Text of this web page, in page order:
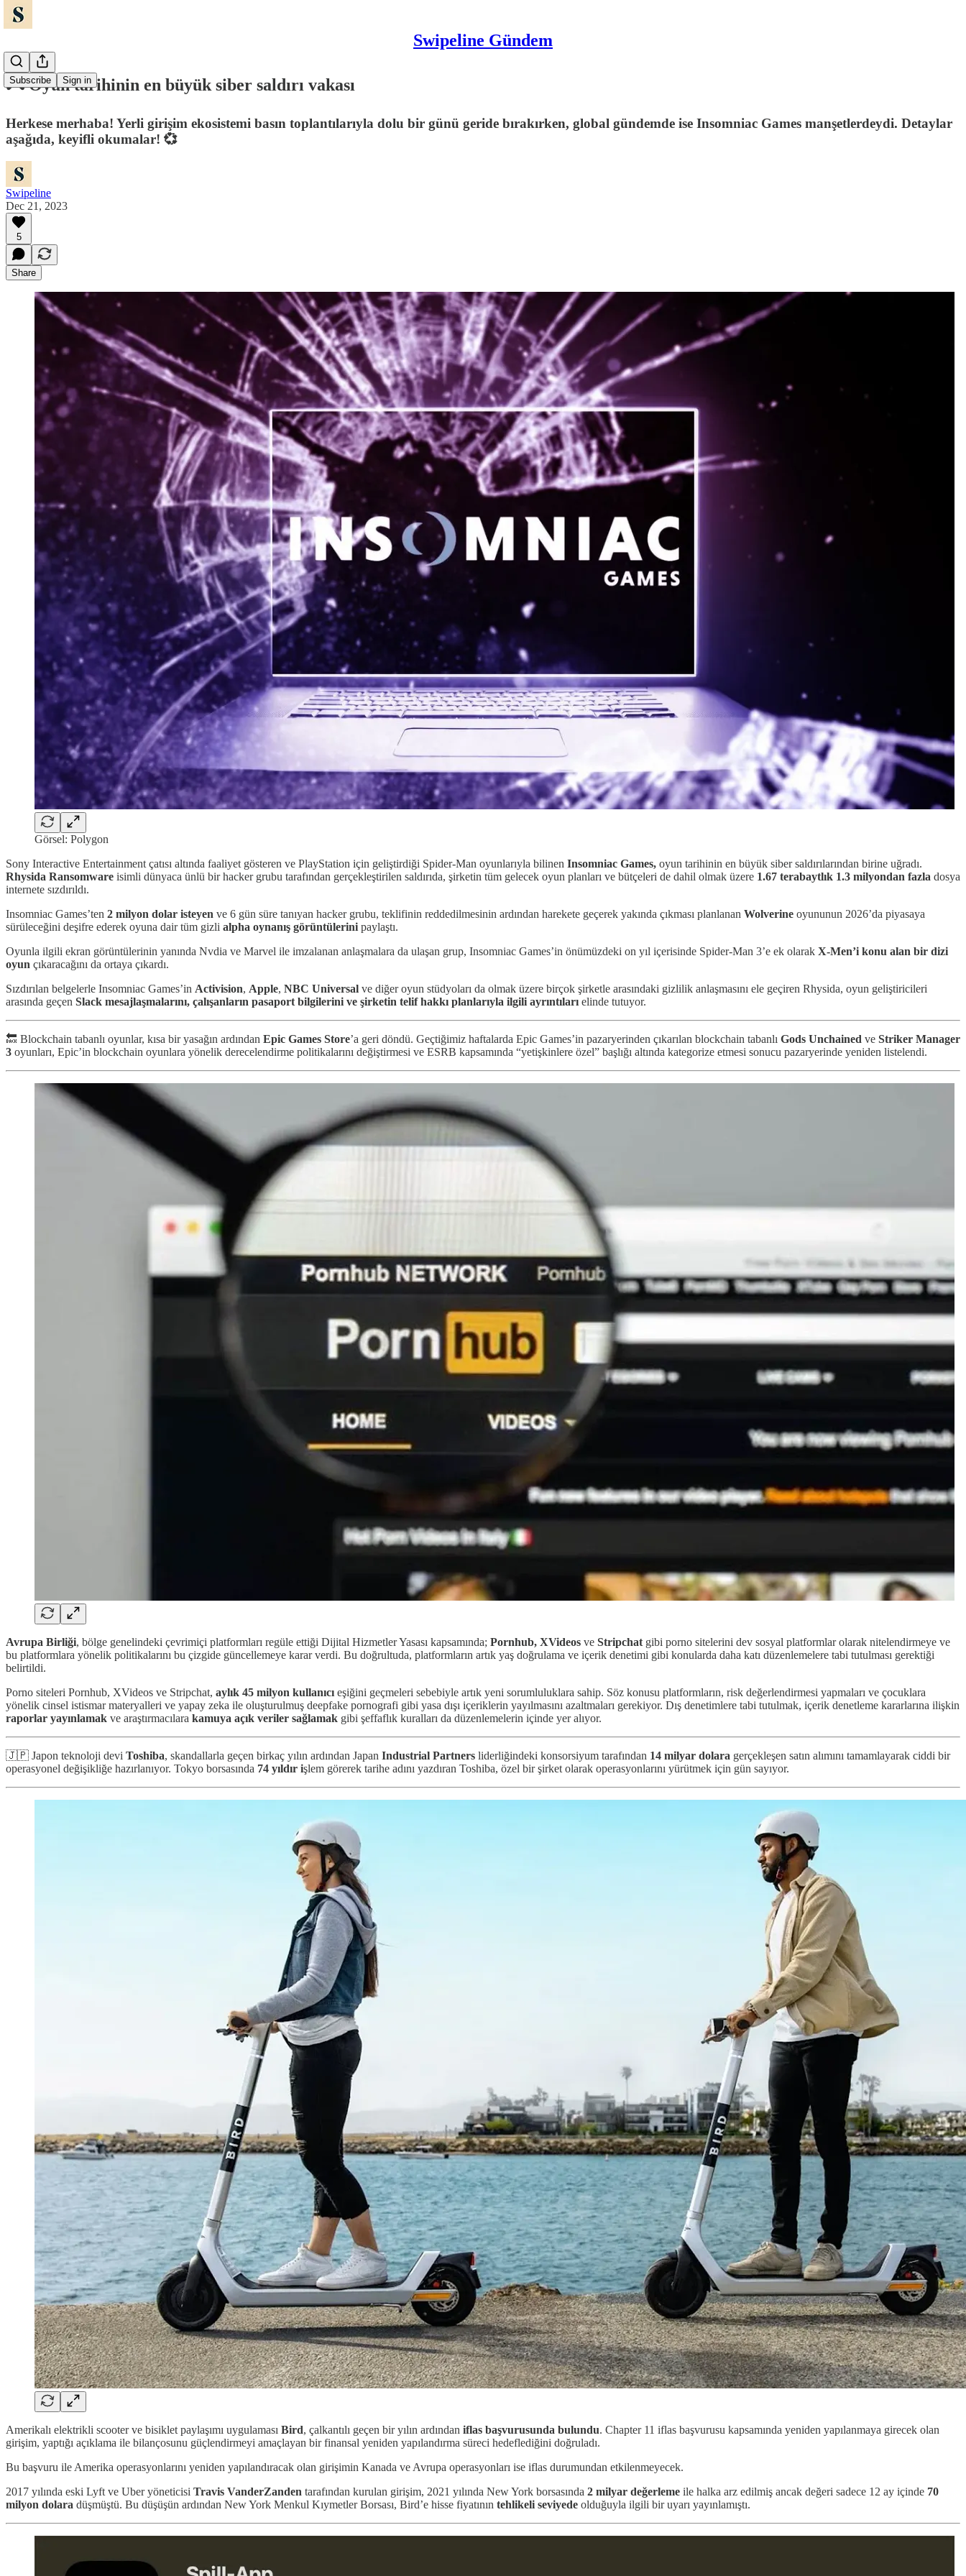
Swipeline Gündem
Subscribe Sign in
🎮 Oyun tarihinin en büyük siber saldırı vakası
Herkese merhaba! Yerli girişim ekosistemi basın toplantılarıyla dolu bir günü geride bırakırken, global gündemde ise Insomniac Games manşetlerdeydi. Detaylar
aşağıda, keyifli okumalar! 💞
Swipeline
Dec 21, 2023
5
Share
Görsel: Polygon
Sony Interactive Entertainment çatısı altında faaliyet gösteren ve PlayStation için geliştirdiği Spider-Man oyunlarıyla bilinen Insomniac Games, oyun tarihinin en büyük siber saldırılarından birine uğradı.
Rhysida Ransomware isimli dünyaca ünlü bir hacker grubu tarafından gerçekleştirilen saldırıda, şirketin tüm gelecek oyun planları ve bütçeleri de dahil olmak üzere 1.67 terabaytlık 1.3 milyondan fazla dosya
internete sızdırıldı.
Insomniac Games’ten 2 milyon dolar isteyen ve 6 gün süre tanıyan hacker grubu, teklifinin reddedilmesinin ardından harekete geçerek yakında çıkması planlanan Wolverine oyununun 2026’da piyasaya
sürüleceğini deşifre ederek oyuna dair tüm gizli alpha oynanış görüntülerini paylaştı.
Oyunla ilgili ekran görüntülerinin yanında Nvdia ve Marvel ile imzalanan anlaşmalara da ulaşan grup, Insomniac Games’in önümüzdeki on yıl içerisinde Spider-Man 3’e ek olarak X-Men’i konu alan bir dizi
oyun çıkaracağını da ortaya çıkardı.
Sızdırılan belgelerle Insomniac Games’in Activision, Apple, NBC Universal ve diğer oyun stüdyoları da olmak üzere birçok şirketle arasındaki gizlilik anlaşmasını ele geçiren Rhysida, oyun geliştiricileri
arasında geçen Slack mesajlaşmalarını, çalışanların pasaport bilgilerini ve şirketin telif hakkı planlarıyla ilgili ayrıntıları elinde tutuyor.
🔙 Blockchain tabanlı oyunlar, kısa bir yasağın ardından Epic Games Store’a geri döndü. Geçtiğimiz haftalarda Epic Games’in pazaryerinden çıkarılan blockchain tabanlı Gods Unchained ve Striker Manager
3 oyunları, Epic’in blockchain oyunlara yönelik derecelendirme politikalarını değiştirmesi ve ESRB kapsamında “yetişkinlere özel” başlığı altında kategorize etmesi sonucu pazaryerinde yeniden listelendi.
Avrupa Birliği, bölge genelindeki çevrimiçi platformları regüle ettiği Dijital Hizmetler Yasası kapsamında; Pornhub, XVideos ve Stripchat gibi porno sitelerini dev sosyal platformlar olarak nitelendirmeye ve
bu platformlara yönelik politikalarını bu çizgide güncellemeye karar verdi. Bu doğrultuda, platformların artık yaş doğrulama ve içerik denetimi gibi konularda daha katı düzenlemelere tabi tutulması gerektiği
belirtildi.
Porno siteleri Pornhub, XVideos ve Stripchat, aylık 45 milyon kullanıcı eşiğini geçmeleri sebebiyle artık yeni sorumluluklara sahip. Söz konusu platformların, risk değerlendirmesi yapmaları ve çocuklara
yönelik cinsel istismar materyalleri ve yapay zeka ile oluşturulmuş deepfake pornografi gibi yasa dışı içeriklerin yayılmasını azaltmaları gerekiyor. Dış denetimlere tabi tutulmak, içerik denetleme kararlarına ilişkin
raporlar yayınlamak ve araştırmacılara kamuya açık veriler sağlamak gibi şeffaflık kuralları da düzenlemelerin içinde yer alıyor.
🇯🇵 Japon teknoloji devi Toshiba, skandallarla geçen birkaç yılın ardından Japan Industrial Partners liderliğindeki konsorsiyum tarafından 14 milyar dolara gerçekleşen satın alımını tamamlayarak ciddi bir
operasyonel değişikliğe hazırlanıyor. Tokyo borsasında 74 yıldır işlem görerek tarihe adını yazdıran Toshiba, özel bir şirket olarak operasyonlarını yürütmek için gün sayıyor.
Amerikalı elektrikli scooter ve bisiklet paylaşımı uygulaması Bird, çalkantılı geçen bir yılın ardından iflas başvurusunda bulundu. Chapter 11 iflas başvurusu kapsamında yeniden yapılanmaya girecek olan
girişim, yaptığı açıklama ile bilançosunu güçlendirmeyi amaçlayan bir finansal yeniden yapılandırma süreci hedeflediğini doğruladı.
Bu başvuru ile Amerika operasyonlarını yeniden yapılandıracak olan girişimin Kanada ve Avrupa operasyonları ise iflas durumundan etkilenmeyecek.
2017 yılında eski Lyft ve Uber yöneticisi Travis VanderZanden tarafından kurulan girişim, 2021 yılında New York borsasında 2 milyar değerleme ile halka arz edilmiş ancak değeri sadece 12 ay içinde 70
milyon dolara düşmüştü. Bu düşüşün ardından New York Menkul Kıymetler Borsası, Bird’e hisse fiyatının tehlikeli seviyede olduğuyla ilgili bir uyarı yayınlamıştı.